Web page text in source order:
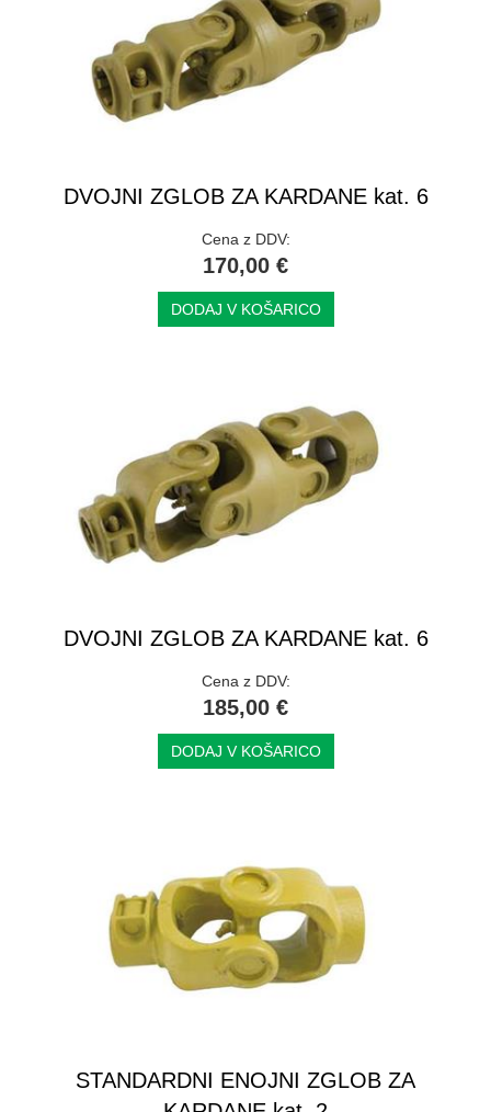
DVOJNI ZGLOB ZA KARDANE kat. 6
Cena z DDV:
170,00 €
DODAJ V KOŠARICO
DVOJNI ZGLOB ZA KARDANE kat. 6
Cena z DDV:
185,00 €
DODAJ V KOŠARICO
STANDARDNI ENOJNI ZGLOB ZA